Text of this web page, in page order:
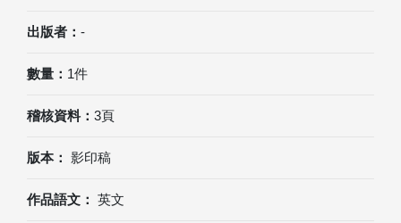
出版者： -
數量： 1件
稽核資料： 3頁
版本： 影印稿
作品語文： 英文